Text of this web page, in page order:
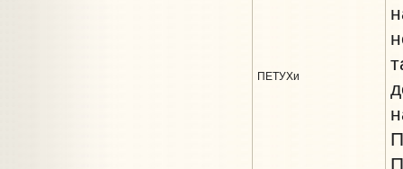
ПЕТУХи